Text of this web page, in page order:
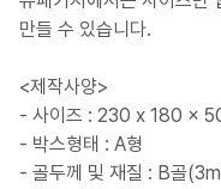
만들 수 있습니다.
<제작사양>
- 사이즈 : 230 x 180 x
- 박스형태 : A형
- 골두께 및 재질 : B골